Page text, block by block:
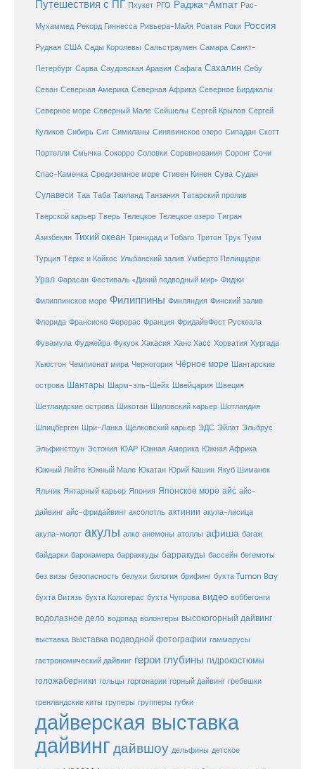
Путешествия с ПГ Пхукет РГО Раджа-Ампат Рас-
Мухаммед Рекорд Гиннесса Ривьера-Майя Роатан Роки Россия
Рудная США Сады Королевы Сальстраумен Самара Санкт-
Петербург Сарва Саудовская Аравия Сафага Сахалин Себу
Севан Северная Америка Северная Африка Северное Бирджалы
Северное море Северный Мале Сейшелы Сергей Крылов Сергей
Куликов Сибирь Сиг Симиланы Синявинское озеро Сипадан Скотт
Портелли Смычка Сокорро Соловки Соревнования Соронг Сочи
Спас-Каменка Средиземное море Стивен Кинен Сува Судан
Сулавеси Таа Таба Таиланд Танзания Татарский пролив
Тверской карьер Тверь Телецкое Телецкое озеро Тигран
Азизбекян Тихий океан Тринидад и Тобаго Тритон Трук Туим
Турция Тёркс и Кайкос Ульбанский залив Умберто Пелиццари
Урал Фарасан Фестиваль «Дикий подводный мир» Фиджи
Филиппинское море Филиппины Финляндия Финский залив
Флорида Франсиско Ферерас Франция ФридайвФест Рускеала
Фувамула Фуджейра Фукуок Хакасия Ханс Хасс Хорватия Хургада
Хьюстон Чемпионат мира Черногория Чёрное море Шантарские
острова Шантары Шарм-эль-Шейх Швейцария Швеция
Шетландские острова Шикотан Шиловский карьер Шотландия
Шпицберген Шри-Ланка Щёлковский карьер ЭДС Эйлат Эльбрус
Эльфинстоун Эстония ЮАР Южная Америка Южная Африка
Южный Лейте Южный Мале Юкатан Юрий Кашин Якуб Шиманек
Яльчик Янтарный карьер Япония Японское море айс айс-
дайвинг айс-фридайвинг аксолотль актинии акула-лисица
акула-молот акулы алко анемоны атоллы афиша багаж
байдарки барокамера барраккуды барракуды бассейн бегемоты
без визы безопасность белухи билогия брифинг бухта Tumon Bay
бухта Витязь бухта Кологерас бухта Чупрова видео воббегонги
водолазное дело водопад волонтеры высокогорный дайвинг
выставка выставка подводной фотографии гаммарусы
гастрономический дайвинг герои глубины гидрокостюмы
голожаберники гольцы горгонарии горный дайвинг гребешки
гренландские киты груперы групперы губки
дайверская выставка
дайвингдайвшоу дельфины детское